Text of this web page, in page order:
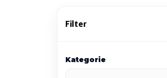
Filter
Kategorie